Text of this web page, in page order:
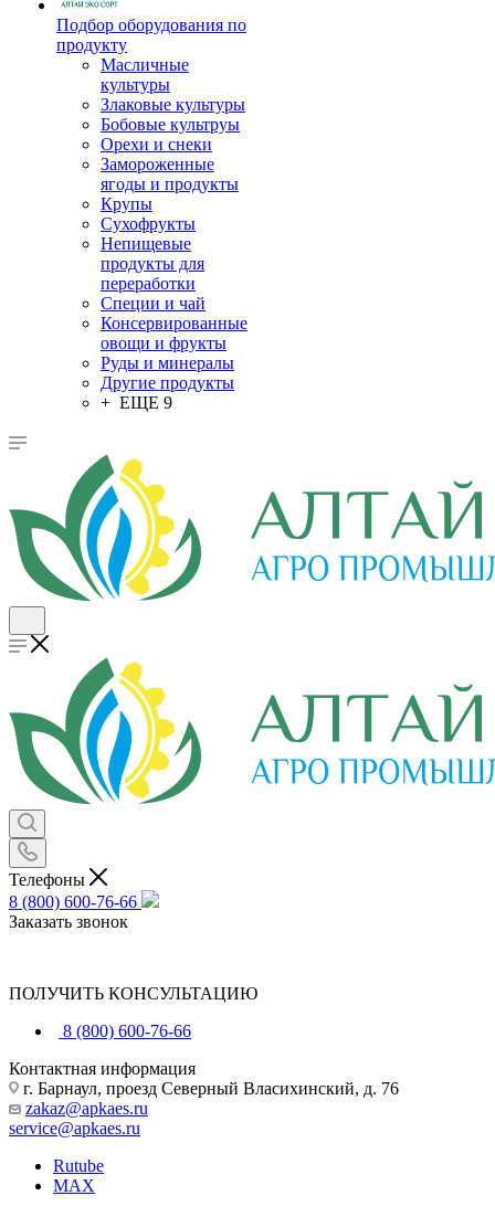
Подбор оборудования по
продукту
Масличные
культуры
Злаковые культуры
Бобовые культруы
Орехи и снеки
Замороженные
ягоды и продукты
Крупы
Сухофрукты
Непищевые
продукты для
переработки
Специи и чай
Консервированные
овощи и фрукты
Руды и минералы
Другие продукты
+ ЕЩЕ 9
Телефоны
8 (800) 600-76-66
Заказать звонок
ПОЛУЧИТЬ КОНСУЛЬТАЦИЮ
8 (800) 600-76-66
Контактная информация
г. Барнаул, проезд Северный Власихинский, д. 76
zakaz@apkaes.ru
service@apkaes.ru
Rutube
MAX